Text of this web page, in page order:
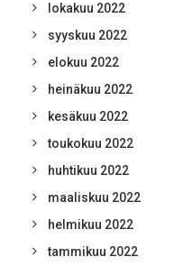
lokakuu 2022
syyskuu 2022
elokuu 2022
heinäkuu 2022
kesäkuu 2022
toukokuu 2022
huhtikuu 2022
maaliskuu 2022
helmikuu 2022
tammikuu 2022